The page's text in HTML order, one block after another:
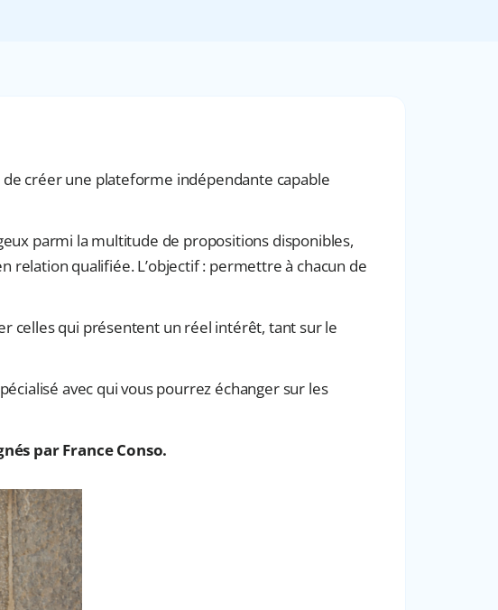
créer une plateforme indépendante capable
parmi la multitude de propositions disponibles,
relation qualifiée. L’objectif : permettre à chacun de
celles qui présentent un réel intérêt, tant sur le
avec qui vous pourrez échanger sur les
par France Conso.